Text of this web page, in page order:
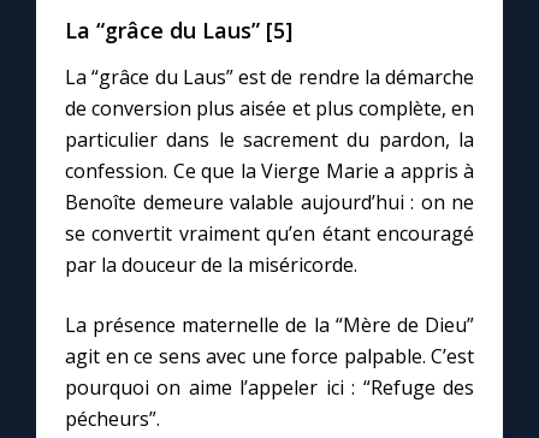
La “grâce du Laus” [5]
La “grâce du Laus” est de rendre la démarche
de conversion plus aisée et plus complète, en
particulier dans le sacrement du pardon, la
confession. Ce que la Vierge Marie a appris à
Benoîte demeure valable aujourd’hui : on ne
se convertit vraiment qu’en étant encouragé
par la douceur de la miséricorde.
La présence maternelle de la “Mère de Dieu”
agit en ce sens avec une force palpable. C’est
pourquoi on aime l’appeler ici : “Refuge des
pécheurs”.